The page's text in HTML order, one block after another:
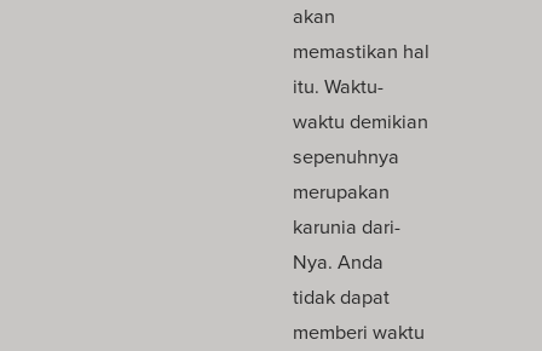
akan
memastikan hal
itu. Waktu-
waktu demikian
sepenuhnya
merupakan
karunia dari-
Nya. Anda
tidak dapat
memberi waktu